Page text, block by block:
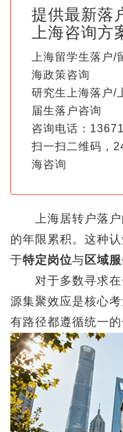
提供最新落
上海咨询方
上海留学生落户
海政策咨询
研究生上海落户/
届生落户咨询
咨询电话：
扫一扫二维码，
海咨询
上海居转户落户
的年限累积。这种
于特定岗位与 区域
对于多数寻求在
源集聚效应是核心
有路径都遵循统一的